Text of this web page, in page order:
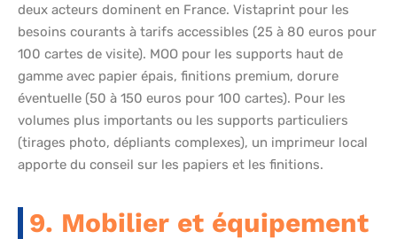
deux acteurs dominent en France. Vistaprint pour les
besoins courants à tarifs accessibles (25 à 80 euros pour
100 cartes de visite). MOO pour les supports haut de
gamme avec papier épais, finitions premium, dorure
éventuelle (50 à 150 euros pour 100 cartes). Pour les
volumes plus importants ou les supports particuliers
(tirages photo, dépliants complexes), un imprimeur local
apporte du conseil sur les papiers et les finitions.
9. Mobilier et équipement